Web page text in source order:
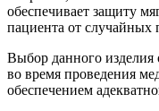
обеспечивает защиту
пациента от случайных
Выбор данного изделия
во время проведения
обеспечением